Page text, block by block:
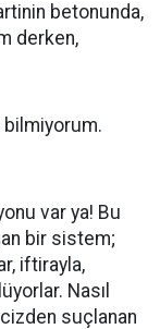
betonunda,
derken,
var ya! Bu
bir sistem;
iftirayla,
Nasıl
suçlanan